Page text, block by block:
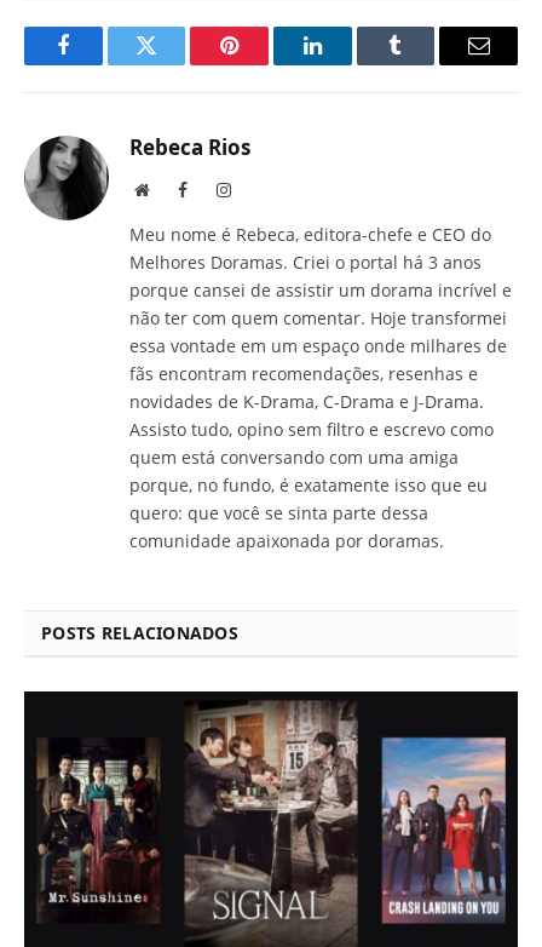
FacebookTwitter Pinterest LinkedInTumblr
E-
Rebeca Rios
Site FacebookInstagram
Meu nome é Rebeca, editora-chefe e CEO do
Melhores Doramas. Criei o portal há 3 anos
porque cansei de assistir um dorama incrível e
não ter com quem comentar. Hoje transformei
essa vontade em um espaço onde milhares de
fãs encontram recomendações, resenhas e
novidades de K-Drama, C-Drama e J-Drama.
Assisto tudo, opino sem filtro e escrevo como
quem está conversando com uma amiga
porque, no fundo, é exatamente isso que eu
quero: que você se sinta parte dessa
comunidade apaixonada por doramas.
POSTS RELACIONADOS